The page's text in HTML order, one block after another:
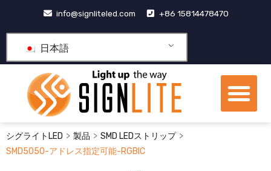
テ
ツ
ッ
プ
info@signliteled.com +86 15814478470
日本語
メ
ニ
ュ
ー
シグライトLED > 製品 > SMD LEDストリップ >
SMD5050-アドレス指定可能-RGBIC